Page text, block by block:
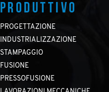
PRODUTTIVO
PROGETTAZIONE
INDUSTRIALIZZAZIONE
STAMPAGGIO
FUSIONE
PRESSOFUSIONE